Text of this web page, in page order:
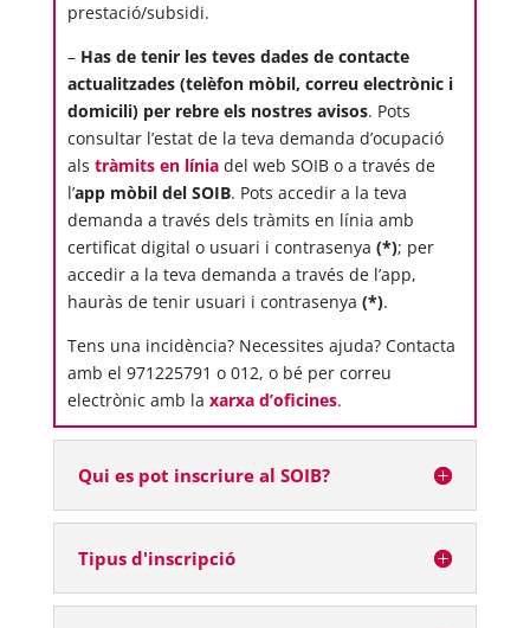
prestació/subsidi.
– Has de tenir les teves dades de contacte
actualitzades (telèfon mòbil, correu electrònic i
domicili) per rebre els nostres avisos. Pots
consultar l’estat de la teva demanda d’ocupació
als tràmits en líniadel web SOIB o a través de
l’app mòbil del SOIB. Pots accedir a la teva
demanda a través dels tràmits en línia amb
certificat digital o usuari i contrasenya (*); per
accedir a la teva demanda a través de l’app,
hauràs de tenir usuari i contrasenya (*).
Tens una incidència? Necessites ajuda? Contacta
amb el 971225791 o 012, o bé per correu
electrònic amb la xarxa d’oficines.
Qui es pot inscriure al SOIB?
Tipus d'inscripció